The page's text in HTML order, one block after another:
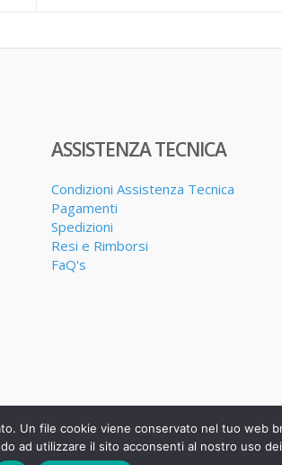
ASSISTENZA TECNICA
Condizioni Assistenza Tecnica
Pagamenti
Spedizioni
Resi e Rimborsi
FaQ's
Un file cookie viene conservato nel tuo web
ad utilizzare il sito acconsenti al nostro uso